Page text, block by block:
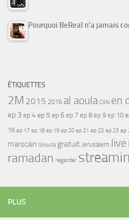
Pourquoi BeReal n’a jamais
ÉTIQUETTES
2M 2015 2016 al aoula CAN en
ep 3ep 4ep 5 ep 6 ep 7 ep 8 ep 9 ep 10
16 ep 17 ep 18 ep 19 ep 20 ep 21 ep 22 ep 23 ep
marocain Ghouta gratuit Jerusalem live
ramadan regarder
PLUS